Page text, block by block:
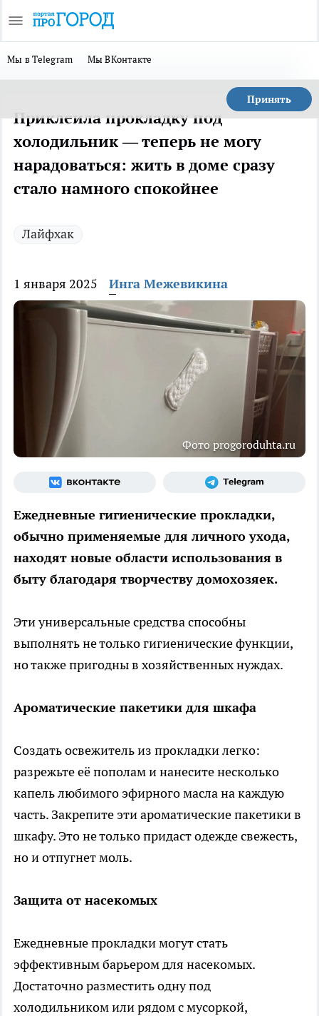
Мы в Telegram Мы ВКонтакте
Принять
Приклеила прокладку под
холодильник — теперь не могу
нарадоваться: жить в доме сразу
стало намного спокойнее
Лайфхак
1 января 2025 Инга Межевикина
Фото progoroduhta.ru
Ежедневные гигиенические прокладки,
обычно применяемые для личного ухода,
находят новые области использования в
быту благодаря творчеству домохозяек.
Эти универсальные средства способны
выполнять не только гигиенические функции,
но также пригодны в хозяйственных нуждах.
Ароматические пакетики для шкафа
Создать освежитель из прокладки легко:
разрежьте её пополам и нанесите несколько
капель любимого эфирного масла на каждую
часть. Закрепите эти ароматические пакетики в
шкафу. Это не только придаст одежде свежесть,
но и отпугнет моль.
Защита от насекомых
Ежедневные прокладки могут стать
эффективным барьером для насекомых.
Достаточно разместить одну под
холодильником или рядом с мусоркой,